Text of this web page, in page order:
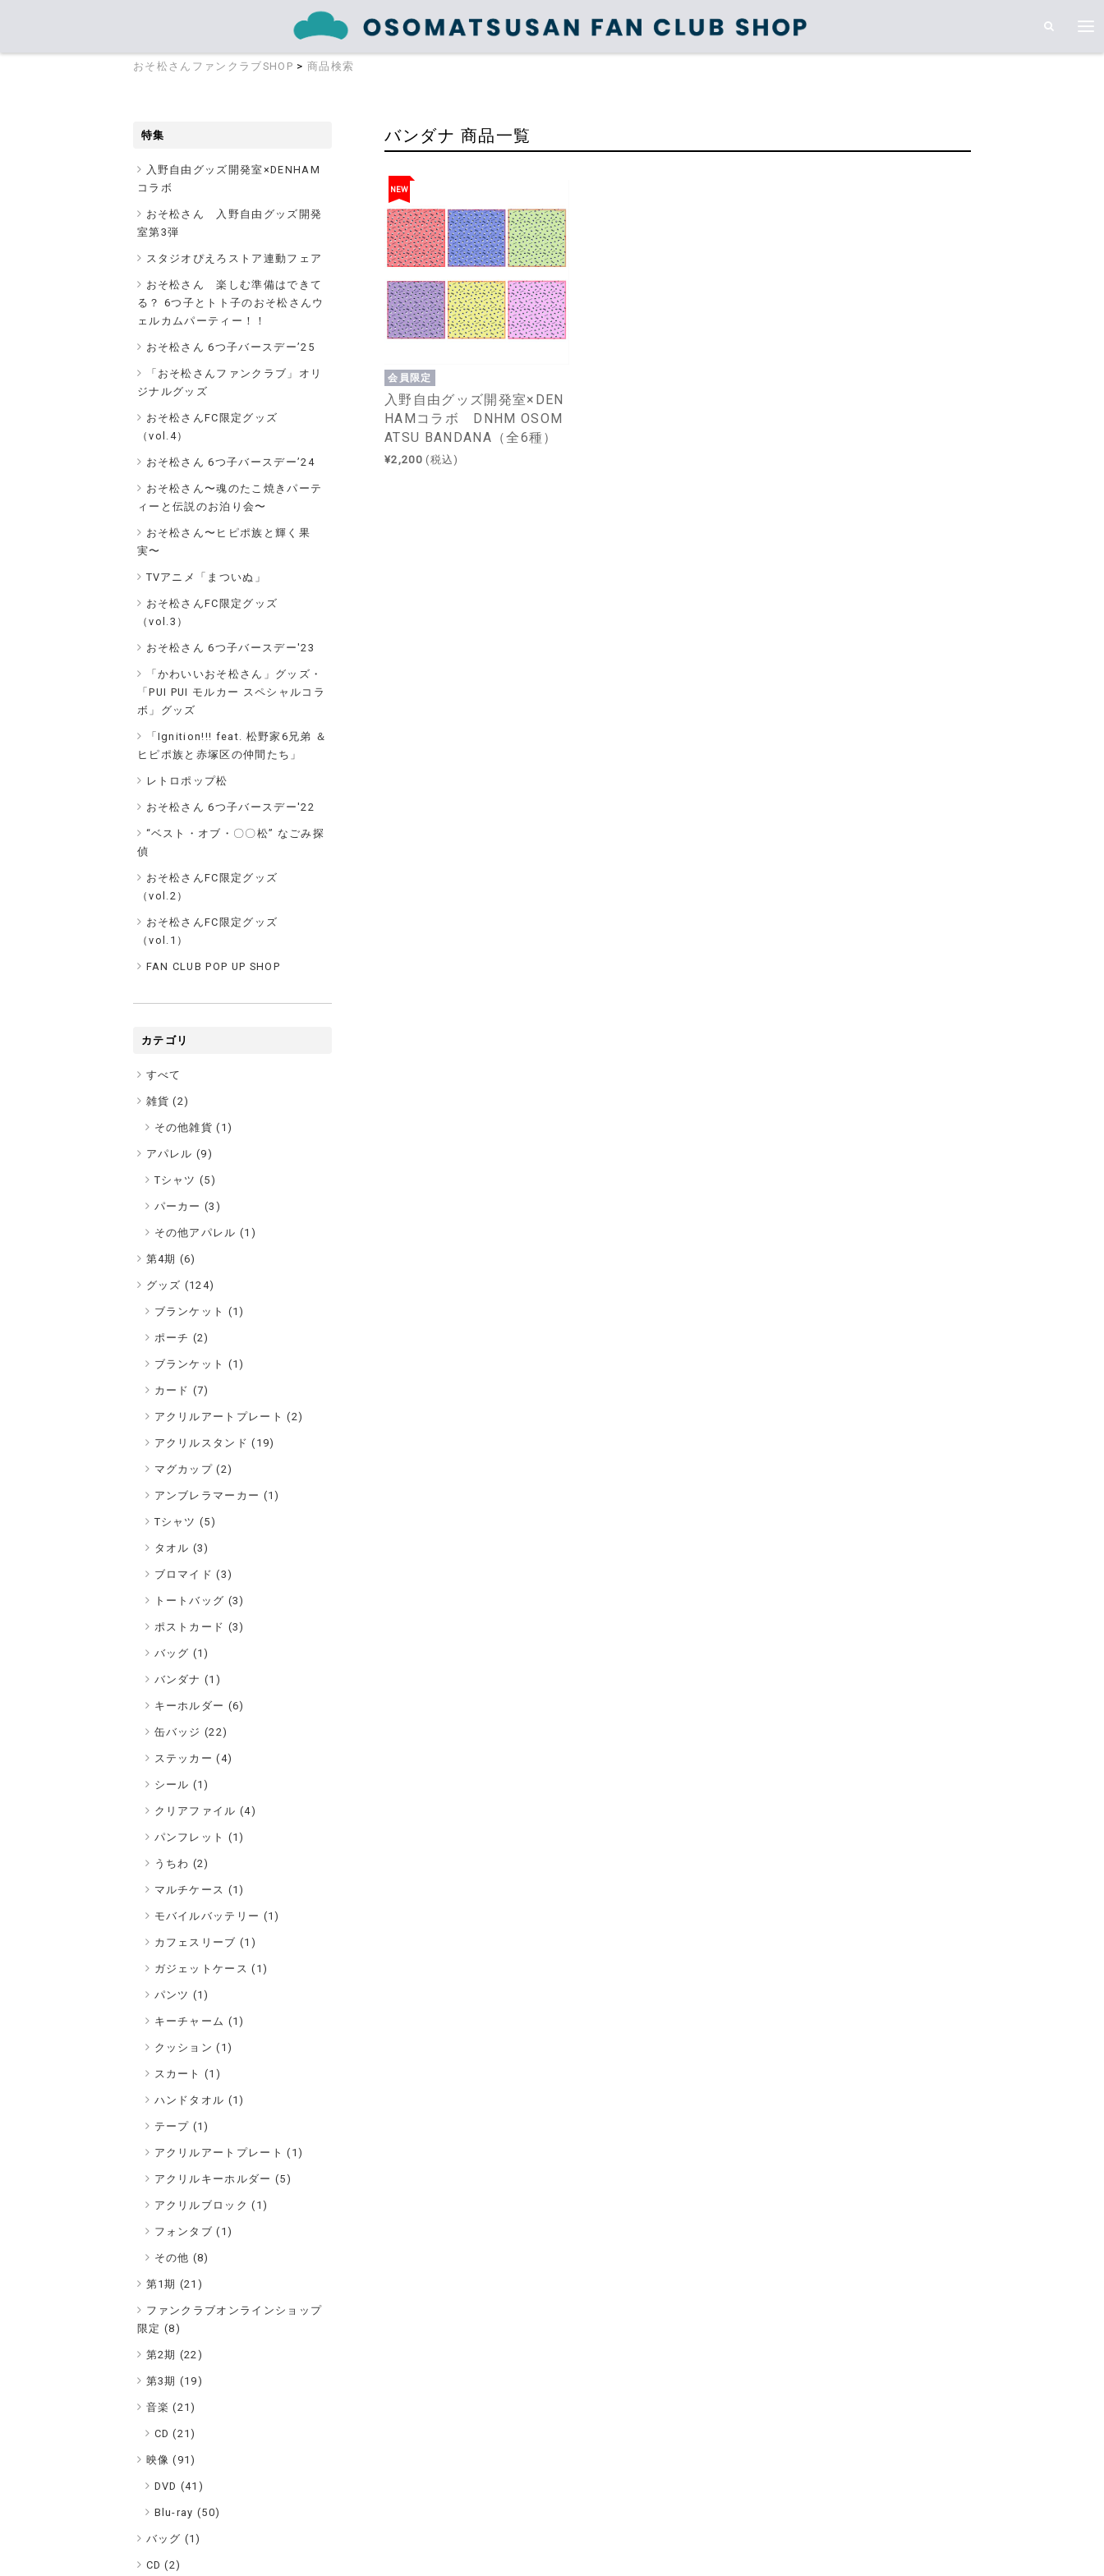
おそ松さんファンクラブSHOP > 商品検索
バンダナ 商品一覧
NEW
会員限定
入野自由グッズ開発室×DEN
HAMコラボ DNHM OSOM
ATSU BANDANA（全6種）
¥2,200 (税込)
特集
入野自由グッズ開発室×DENHAM
コラボ
おそ松さん 入野自由グッズ開発
室第3弾
スタジオぴえろストア連動フェア
おそ松さん 楽しむ準備はできて
る？ 6つ子とトト子のおそ松さんウ
ェルカムパーティー！！
おそ松さん 6つ子バースデー’25
「おそ松さんファンクラブ」オリ
ジナルグッズ
おそ松さんFC限定グッズ
（vol.4）
おそ松さん 6つ子バースデー’24
おそ松さん〜魂のたこ焼きパーテ
ィーと伝説のお泊り会〜
おそ松さん〜ヒピポ族と輝く果
実〜
TVアニメ「まついぬ」
おそ松さんFC限定グッズ
（vol.3）
おそ松さん 6つ子バースデー'23
「かわいいおそ松さん」グッズ・
「PUI PUI モルカー スペシャルコラ
ボ」グッズ
「Ignition!!! feat. 松野家6兄弟 ＆
ヒピポ族と赤塚区の仲間たち」
レトロポップ松
おそ松さん 6つ子バースデー'22
“ベスト・オブ・〇〇松” なごみ探
偵
おそ松さんFC限定グッズ
（vol.2）
おそ松さんFC限定グッズ
（vol.1）
FAN CLUB POP UP SHOP
カテゴリ
すべて
雑貨 (2)
その他雑貨 (1)
アパレル (9)
Tシャツ (5)
パーカー (3)
その他アパレル (1)
第4期 (6)
グッズ (124)
ブランケット (1)
ポーチ (2)
ブランケット (1)
カード (7)
アクリルアートプレート (2)
アクリルスタンド (19)
マグカップ (2)
アンブレラマーカー (1)
Tシャツ (5)
タオル (3)
ブロマイド (3)
トートバッグ (3)
ポストカード (3)
バッグ (1)
バンダナ (1)
キーホルダー (6)
缶バッジ (22)
ステッカー (4)
シール (1)
クリアファイル (4)
パンフレット (1)
うちわ (2)
マルチケース (1)
モバイルバッテリー (1)
カフェスリーブ (1)
ガジェットケース (1)
パンツ (1)
キーチャーム (1)
クッション (1)
スカート (1)
ハンドタオル (1)
テープ (1)
アクリルアートプレート (1)
アクリルキーホルダー (5)
アクリルブロック (1)
フォンタブ (1)
その他 (8)
第1期 (21 )
ファンクラブオンラインショップ
限定 (8)
第2期 (22)
第3期 (19)
音楽 (21)
CD (21)
映像 ( 91)
DVD (41)
Blu-ray (50)
バッグ (1)
CD (2)